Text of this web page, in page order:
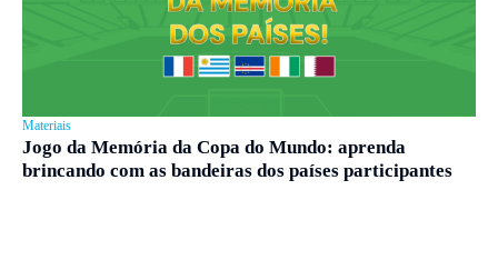
Materiais
Jogo da Memória da Copa do Mundo: aprenda
brincando com as bandeiras dos países participantes